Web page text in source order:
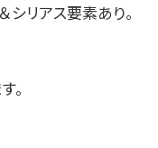
シリアス要素あり。
。